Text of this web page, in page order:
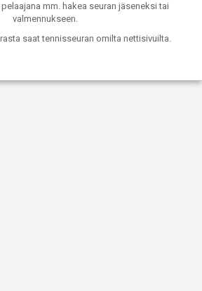
mm. hakea seuran jäseneksi tai
valmennukseen.
saat tennisseuran omilta nettisivuilta.